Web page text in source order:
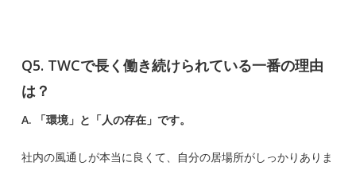
Q5. TWCで長く働き続けられている一番の理由
は？
A. 「環境」と「人の存在」です。
社内の風通しが本当に良くて、自分の居場所がしっかりありま